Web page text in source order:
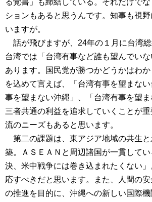
る覚書」も締結している。それだけで
ションもあると思うんです。知事も視
いますが。
話が飛びますが、24年の１月に台湾総
台湾では「台湾有事など誰も望んでい
あります。国民党が勝つかどうかはわ
を込めて言えば、「台湾有事を望まな
事を望まない沖縄」、「台湾有事を望
三者共通の利益を追求していくことが
流のニーズもあると思います。
第二の課題は、東アジア地域の共生
築。ＡＳＥＡＮと周辺諸国が一貫して
決、米中戦争には巻き込まれたくない
応すべきだと思います。また、人間の
の推進を目的に、沖縄への新しい国際